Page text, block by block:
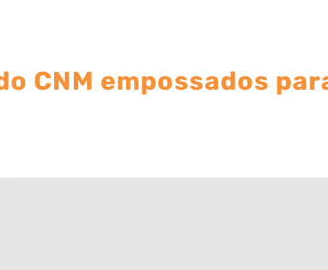
CNM empossados